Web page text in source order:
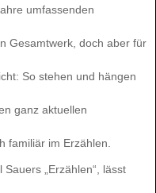
umfassenden
Gesamtwerk, doch aber für
So stehen und hängen
ganz aktuellen
familiär im Erzählen.
„Erzählen“, lässt